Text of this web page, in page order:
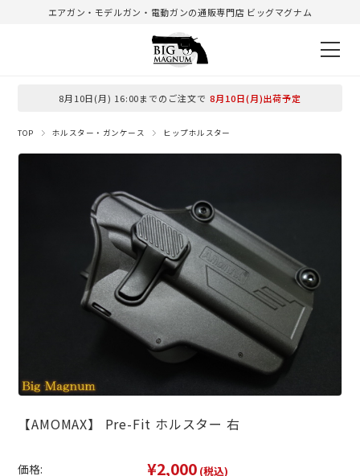
エアガン・モデルガン・電動ガンの通販専門店 ビッグマグナム
8月10日(月) 16:00までのご注文で 8月10日(月)出荷予定
TOP ホルスター・ガンケース ヒップホルスター
【AMOMAX】 Pre-Fit ホルスター 右
価格: ¥2,000 (税込)